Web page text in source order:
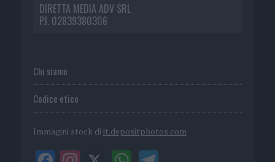
DIRETTA MEDIA ADV SRL
P.I. 02839380306
Chi siamo
Codice etico
Immagini stock di it.depositphotos.com